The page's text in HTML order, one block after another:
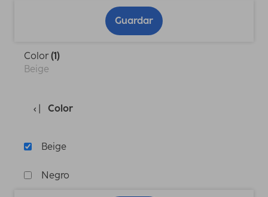
Guardar
Color(1)
Beige
Color
Beige
Negro